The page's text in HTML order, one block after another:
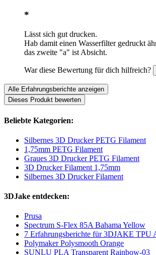
*
Lässt sich gut drucken.
Hab damit einen Wasserfilter gedruckt
das zweite "a" ist Absicht.
War diese Bewertung für dich hilfreich?
Alle Erfahrungsberichte anzeigen
Dieses Produkt bewerten
Beliebte Kategorien:
Silbernes 3D Drucker PETG Filament
1,75mm PETG Filament
Graues 3D Drucker PETG Filament
3D Drucker Filament 1,75mm
Silbernes 3D Drucker Filament
3DJake entdecken:
Prusa
Spectrum S-Flex 85A Bahama Yellow
7 Erfahrungsberichte für 3DJAKE TPU
Polymaker Polysmooth Orange
SUNLU PLA Transparent Rainbow-03